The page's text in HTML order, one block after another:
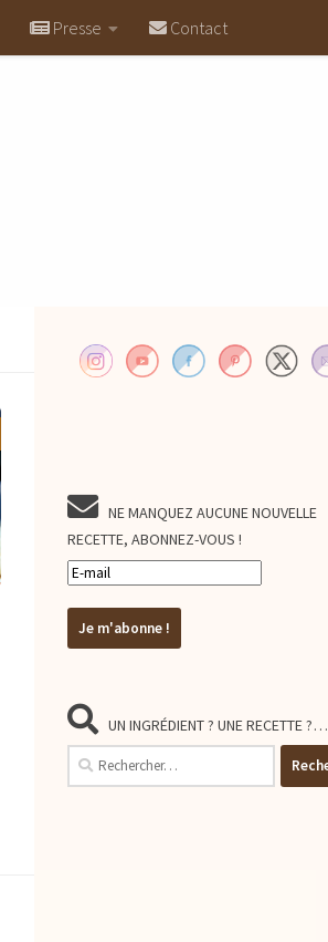
Presse Contact
NE MANQUEZ AUCUNE NOUVELLE
RECETTE, ABONNEZ-VOUS !
UN INGRÉDIENT ? UNE RECETTE ?…
Rechercher :